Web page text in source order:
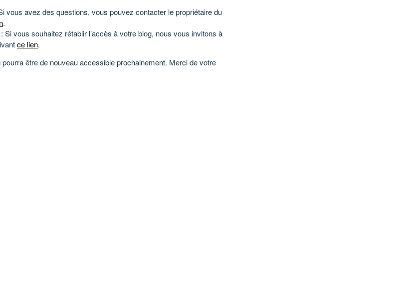
vous avez des questions, vous pouvez contacter le propriétaire du
.
: Si vous souhaitez rétablir l’accès à votre blog, nous vous invitons à
ce lien.
être de nouveau accessible prochainement. Merci de votre